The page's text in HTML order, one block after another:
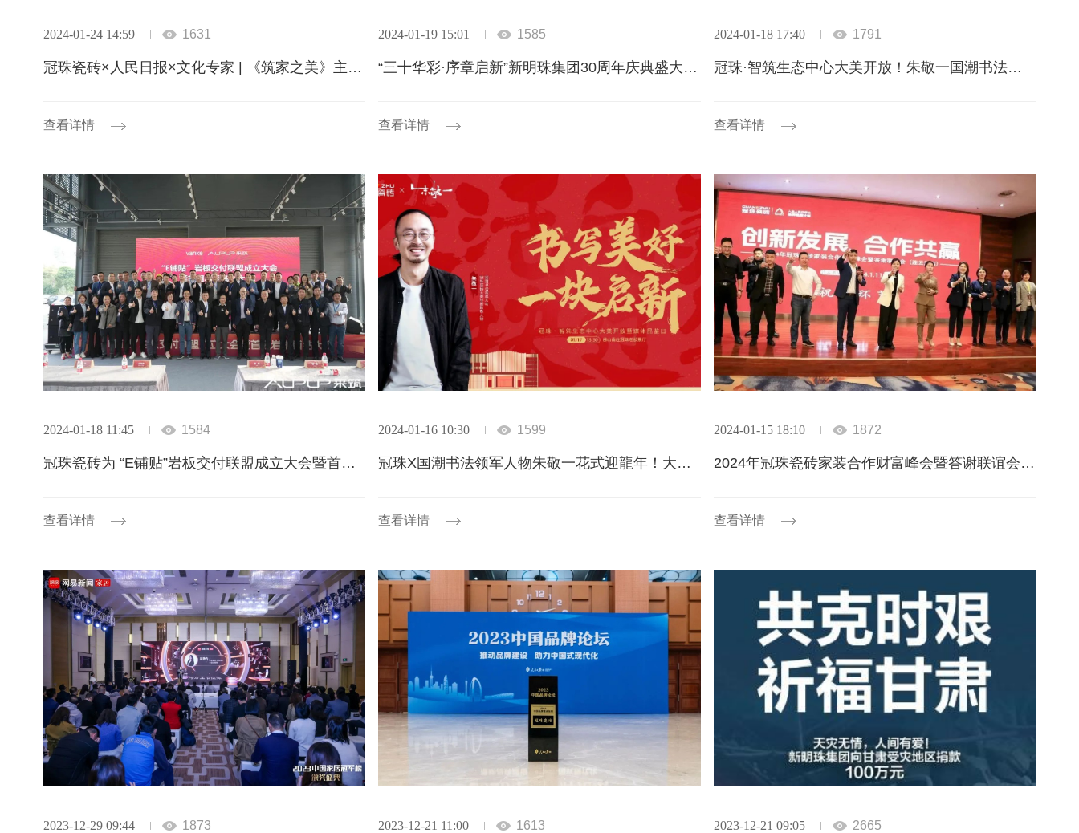
2024-01-24 14:59 1631
冠珠瓷砖×人民日报×文化专家 | 《筑家之美》主题片，共话大美筑家之道
查看详情
2024-01-19 15:01 1585
“三十华彩·序章启新”新明珠集团30周年庆典盛大举行
查看详情
2024-01-18 17:40 1791
冠珠·智筑生态中心大美开放！朱敬一国潮书法秀好玩又好看
查看详情
2024-01-18 11:45 1584
冠珠瓷砖为 “E铺贴”岩板交付联盟成立大会暨首届岩板铺贴大赛助力
查看详情
2024-01-16 10:30 1599
冠珠X国潮书法领军人物朱敬一花式迎龍年！大波福利待领取
查看详情
2024-01-15 18:10 1872
2024年冠珠瓷砖家装合作财富峰会暨答谢联谊会（连云港站）圆满举行！
查看详情
2023-12-29 09:44 1873 2023-12-21 11:00 1613 2023-12-21 09:05 2665